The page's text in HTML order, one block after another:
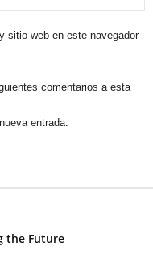
sitio web en este navegador
comentarios a esta
entrada.
the Future